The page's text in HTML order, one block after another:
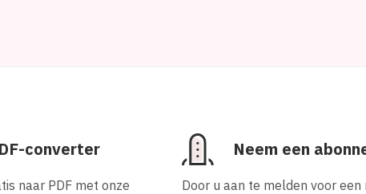
converter
naar PDF met onze
Neem een
Door u aan te melden voor